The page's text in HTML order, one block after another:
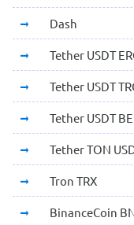
Dash
Tether USDT
Tether USDT
Tether USDT
Tether TON
Tron TRX
BinanceCoin